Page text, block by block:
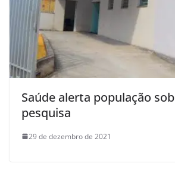
Saúde alerta população
pesquisa
29 de dezembro de 2021